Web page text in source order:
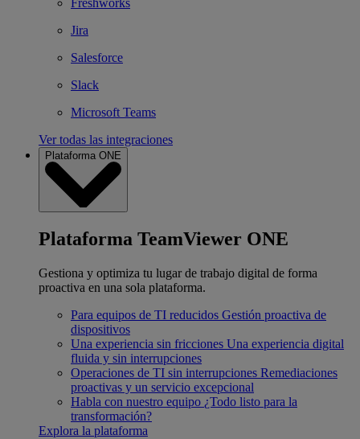
Freshworks
Jira
Salesforce
Slack
Microsoft Teams
Ver todas las integraciones
Plataforma ONE
Plataforma TeamViewer ONE
Gestiona y optimiza tu lugar de trabajo digital de forma
proactiva en una sola plataforma.
Para equipos de TI reducidos Gestión proactiva de
dispositivos
Una experiencia sin fricciones Una experiencia digital
fluida y sin interrupciones
Operaciones de TI sin interrupciones Remediaciones
proactivas y un servicio excepcional
Habla con nuestro equipo ¿Todo listo para la
transformación?
Explora la plataforma